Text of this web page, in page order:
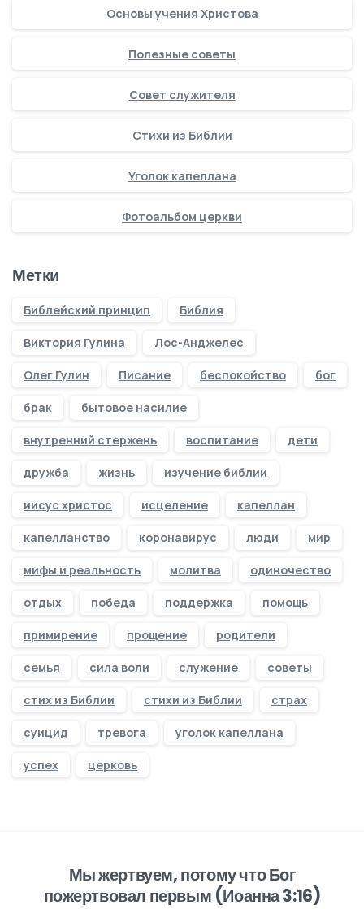
Основы учения Христова
Полезные советы
Совет служителя
Стихи из Библии
Уголок капеллана
Фотоальбом церкви
Метки
Библейский принцип Библия
Виктория Гулина Лос-Анджелес
Олег Гулин Писание беспокойство бог
брак бытовое насилие
внутренний стержень воспитание дети
дружба жизнь изучение библии
иисус христос исцеление капеллан
капелланство коронавирус люди мир
мифы и реальность молитва одиночество
отдых победа поддержка помощь
примирение прощение родители
семья сила воли служение советы
стих из Библии стихи из Библии страх
суицид тревога уголок капеллана
успех церковь
Мы жертвуем, потому что Бог
пожертвовал первым (Иоанна 3:16)